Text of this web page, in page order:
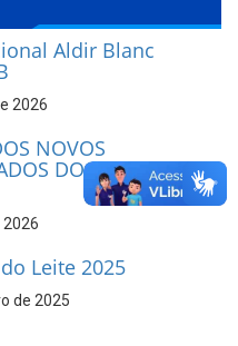
Aldir Blanc
2026
NOVOS
DO BOLSA
2026
Leite 2025
de 2025